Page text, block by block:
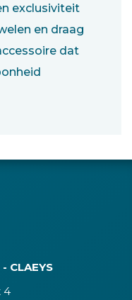
exclusiviteit
en draag
dat
CLAEYS
4